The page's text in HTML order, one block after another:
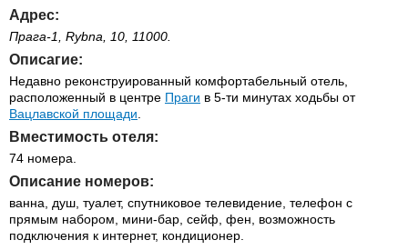
Адрес:
Прага-1, Rybna, 10, 11000.
Описагие:
Недавно реконструированный комфортабельный отель,
расположенный в центре Праги в 5-ти минутах ходьбы от
Вацлавской площади
Вместимость отеля:
74 номера.
Описание номеров:
ванна, душ, туалет, спутниковое телевидение, телефон с
прямым набором, мини-бар, сейф, фен, возможность
подключения к интернет, кондиционер.